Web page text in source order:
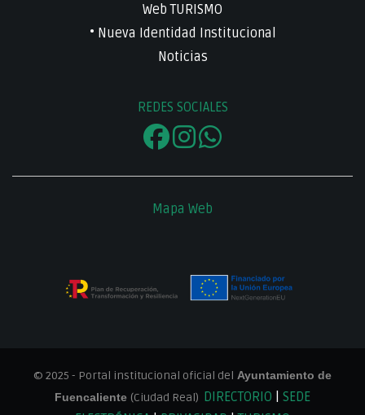
Web TURISMO
• Nueva Identidad Institucional
Noticias
REDES SOCIALES
Mapa Web
© 2025 - Portal institucional oficial del Ayuntamiento de
Fuencaliente (Ciudad Real) DIRECTORIO
SEDE